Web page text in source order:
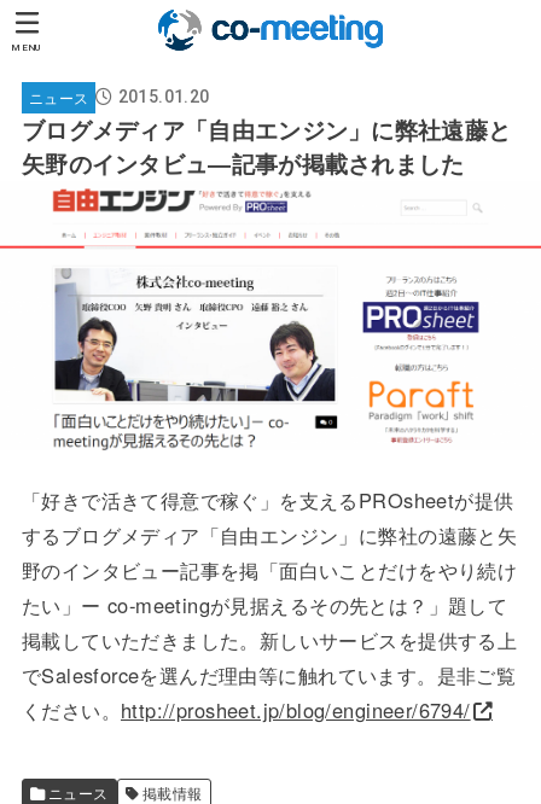
MENU
ニュース 2015.01.20
ブログメディア「自由エンジン」に弊社遠藤と
矢野のインタビュ―記事が掲載されました
「好きで活きて得意で稼ぐ」を支えるPROsheetが提供
するブログメディア「自由エンジン」に弊社の遠藤と矢
野のインタビュー記事を掲「面白いことだけをやり続け
たい」ー co-meetingが見据えるその先とは？」題して
掲載していただきました。新しいサービスを提供する上
でSalesforceを選んだ理由等に触れています。是非ご覧
ください。 http://prosheet.jp/blog/engineer/6794/
ニュース 掲載情報